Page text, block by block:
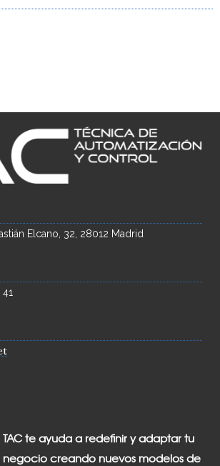
Elcano, 32, 28012 Madrid
41
TAC te ayuda a redefinir y adaptar tu
negocio creando nuevos modelos de